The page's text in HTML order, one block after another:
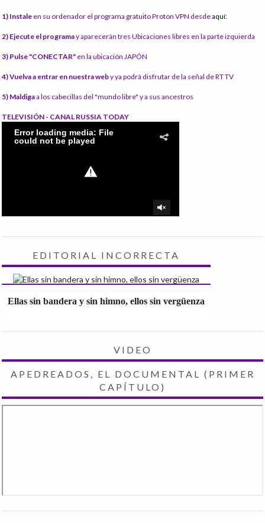
1) Instale en su ordenador el programa gratuito Proton VPN desdeaquí:
2) Ejecute el programay aparecerán tres Ubicaciones libres en la parte izquierda
3) Pulse "CONECTAR" en la ubicación JAPÓN
4) Vuelva a entrar en nuestra weby ya podrá disfrutar de la señal de RT TV
5) Maldigaa los cabecillas del "mundo libre" y a sus ancestros
TELEVISIÓN - CANAL RUSSIA TODAY
EDITORIAL INCORRECTA
Ellas sin bandera y sin himno, ellos sin vergüenza
VIDEO
APEDREADOS, EL DOCUMENTAL (PRIMER
CAPÍTULO)